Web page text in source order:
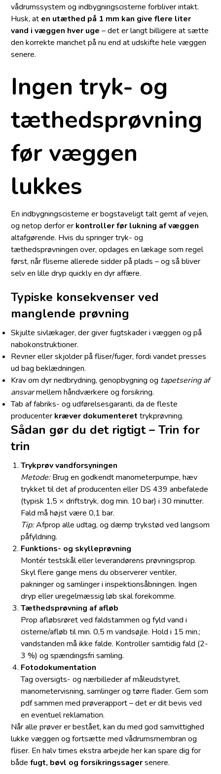
vådrumssystem og indbygningscisterne forbliver intakt.
Husk, at en utæthed på 1 mm kan give flere liter
vand i væggen hver uge – det er langt billigere at sætte
den korrekte manchet på nu end at udskifte hele væggen
senere.
Ingen tryk- og
tæthedsprøvning
før væggen
lukkes
En indbygningscisterne er bogstaveligt talt gemt af vejen,
og netop derfor er kontroller før lukning af væggen
altafgørende. Hvis du springer tryk- og
tæthedsprøvningen over, opdages en lækage som regel
først, når fliserne allerede sidder på plads – og så bliver
selv en lille dryp quickly en dyr affære.
Typiske konsekvenser ved
manglende prøvning
Skjulte sivlækager, der giver fugtskader i væggen og på
nabokonstruktioner.
Revner eller skjolder på fliser/fuger, fordi vandet presses
ud bag beklædningen.
Krav om dyr nedbrydning, genopbygning og tapetsering af
ansvarmellem håndværkere og forsikring.
Tab af fabriks- og udførelsesgaranti, da de fleste
producenter kræver dokumenteret trykprøvning.
Sådan gør du det rigtigt – Trin for
trin
Trykprøv vandforsyningen
Metode:Brug en godkendt manometerpumpe, hæv
trykket til det af producenten eller DS 439 anbefalede
(typisk 1,5 × driftstryk, dog min. 10 bar) i 30 minutter.
Fald må højst være 0,1 bar.
Tip:Afprop alle udtag, og dæmp trykstød ved langsom
påfyldning.
Funktions- og skylleprøvning
Montér testskål eller leverandørens prøvningsprop.
Skyl flere gange mens du observerer ventiler,
pakninger og samlinger i inspektionsåbningen. Ingen
dryp eller uregelmæssig løb skal forekomme.
Tæthedsprøvning af afløb
Prop afløbsrøret ved faldstammen og fyld vand i
cisterne/afløb til min. 0,5 m vandsøjle. Hold i 15 min.;
vandstanden må ikke falde. Kontroller samtidig fald (2-
3 %) og spændingsfri samling.
Fotodokumentation
Tag oversigts- og nærbilleder af måleudstyret,
manometervisning, samlinger og tørre flader. Gem som
pdf sammen med prøverapport – det er dit bevis ved
en eventuel reklamation.
Når alle prøver er bestået, kan du med god samvittighed
lukke væggen og fortsætte med vådrumsmembran og
fliser. En halv times ekstra arbejde her kan spare dig for
bådefugt, bøvl og forsikringssagersenere.